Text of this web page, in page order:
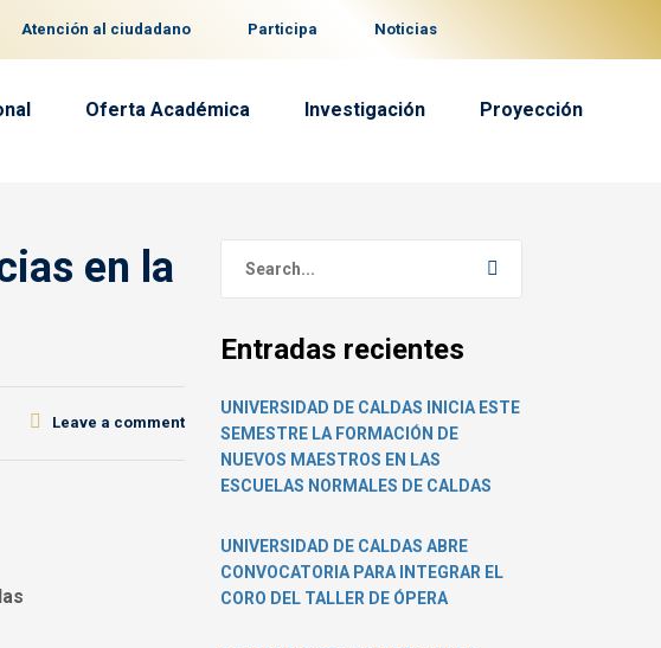
Atención al ciudadano Participa Noticias
Oferta Académica Investigación Proyección
en la
Leave a comment
Entradas recientes
UNIVERSIDAD DE CALDAS INICIA ESTE
SEMESTRE LA FORMACIÓN DE
NUEVOS MAESTROS EN LAS
ESCUELAS NORMALES DE CALDAS
UNIVERSIDAD DE CALDAS ABRE
CONVOCATORIA PARA INTEGRAR EL
CORO DEL TALLER DE ÓPERA